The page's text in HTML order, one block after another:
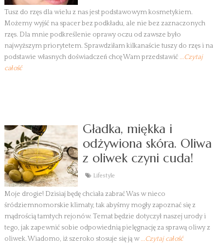
Tusz do rzęs dla wielu z nas jest podstawowym kosmetykiem.
Możemy wyjść na spacer bez podkładu, ale nie bez zaznaczonych
rzęs. Dla mnie podkreślenie oprawy oczu od zawsze było
najwyższym priorytetem. Sprawdziłam kilkanaście tuszy do rzęs i na
podstawie własnych doświadczeń chcę Wam przedstawić ...Czytaj
całość
Gładka, miękka i
odżywiona skóra. Oliwa
z oliwek czyni cuda!
Lifestyle
Moje drogie! Dzisiaj będę chciała zabrać Was w nieco
śródziemnomorskie klimaty, tak abyśmy mogły zapoznać się z
mądrością tamtych rejonów. Temat będzie dotyczył naszej urody i
tego, jak zapewnić sobie odpowiednią pielęgnację za sprawą oliwy z
oliwek. Wiadomo, iż szeroko stosuje się ją w...Czytaj całość